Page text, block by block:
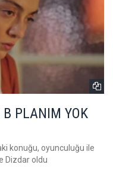
B PLANIM YOK
konuğu, oyunculuğu ile
Dizdar oldu